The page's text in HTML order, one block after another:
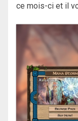
ce mois-ci et il